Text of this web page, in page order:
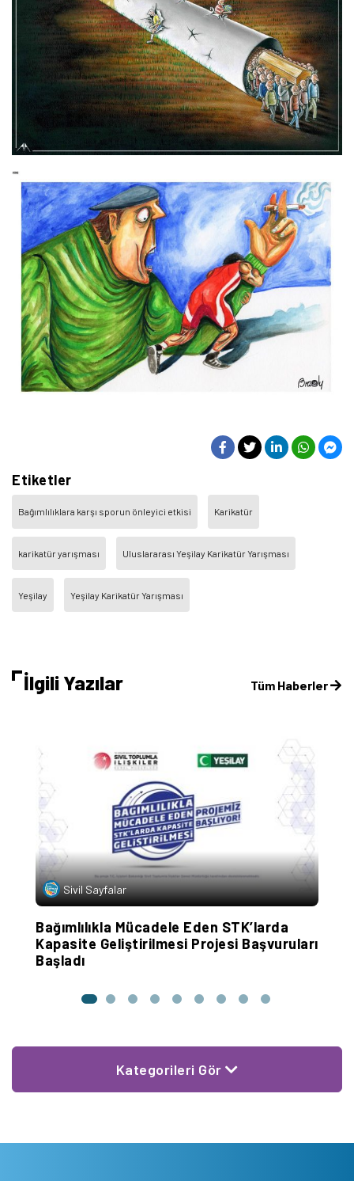
Etiketler
Bağımlılıklara karşı sporun önleyici etkisi Karikatür
karikatür yarışması Uluslararası Yeşilay Karikatür Yarışması
Yeşilay Yeşilay Karikatür Yarışması
İlgili Yazılar Tüm Haberler
Sivil Sayfalar
Bağımlılıkla Mücadele Eden STK’larda
Kapasite Geliştirilmesi Projesi Başvuruları
Başladı
Kategorileri Gör